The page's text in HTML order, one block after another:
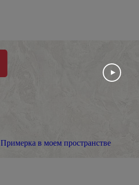
Примерка в моем пространстве